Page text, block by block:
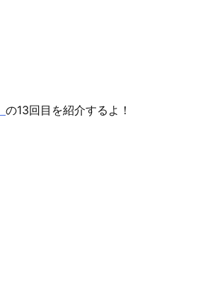
の13回目を紹介するよ！